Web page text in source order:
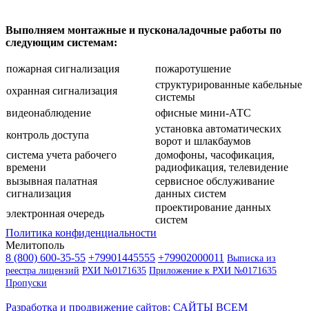
Выполняем монтажные и пусконаладочные работы по
следующим системам:
пожарная сигнализация
пожаротушение
охранная сигнализация
структурированные кабельные
системы
видеонаблюдение
офисные мини-АТС
контроль доступа
установка автоматических
ворот и шлакбаумов
система учета рабочего
времени
домофоны, часофикация,
радиофикация, телевидение
вызывная палатная
сигнализация
сервисное обслуживание
данных систем
электронная очередь
проектирование данных
систем
Политика конфиденциальности
Мелитополь
8 (800) 600-35-55 +79901445555 +79902000011 Выписка из
реестра лицензий РХИ №0171635 Приложение к РХИ №0171635
Пропуски
Разработка и продвижение сайтов: САЙТЫ ВСЕМ